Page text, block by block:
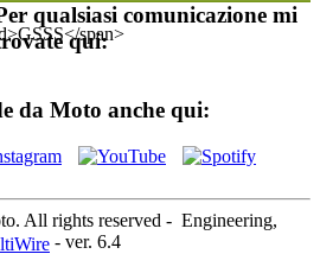
qualsiasi comunicazione mi
qui:
da Moto anche qui:
All rights reserved - Engineering,
- ver. 6.4